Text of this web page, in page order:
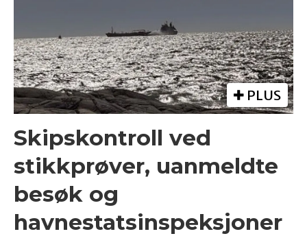
PLUS
Skipskontroll ved
stikkprøver, uanmeldte
besøk og
havnestatsinspeksjoner